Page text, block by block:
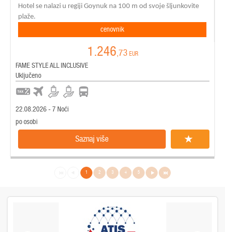
Hotel se nalazi u regiji Goynuk na 100 m od svoje šljunkovite
plaže.
cenovnik
1.246,73 EUR
FAME STYLE ALL INCLUSIVE
Uključeno
22.08.2026 - 7 Noći
po osobi
Saznaj više
1 2 3 4 5